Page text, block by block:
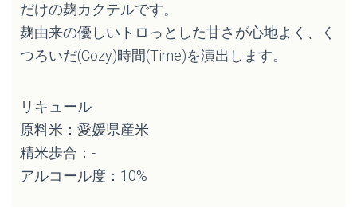
だけの麹カクテルです。
麹由来の優しいトロっとした甘さが心地よく、く
つろいだ(Cozy)時間(Time)を演出します。
リキュール
原料米：愛媛県産米
精米歩合：-
アルコール度：10%